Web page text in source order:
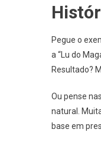
Pegue o
a “Lu do
Resultado?
Ou pense
natural.
base em